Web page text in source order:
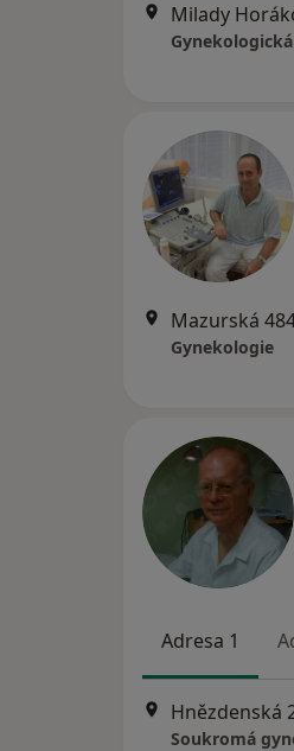
Milady
Mazurská
Gynekologie
Adresa 1
Hnězdenská
Soukromá